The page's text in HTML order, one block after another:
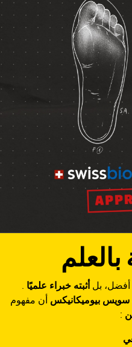
أفضل، بل أثبته خبراء علميًا .
بيوميكانيكس أن مفهوم
: